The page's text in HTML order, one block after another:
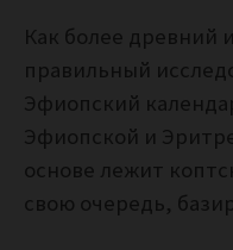
Как более древний
правильный
Эфиопский
Эфиопской и
основе лежит
свою очередь,